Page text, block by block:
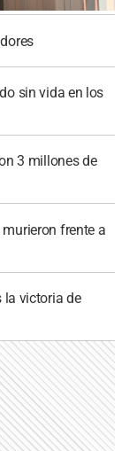
sin vida en los
3 millones de
frente a
la victoria de